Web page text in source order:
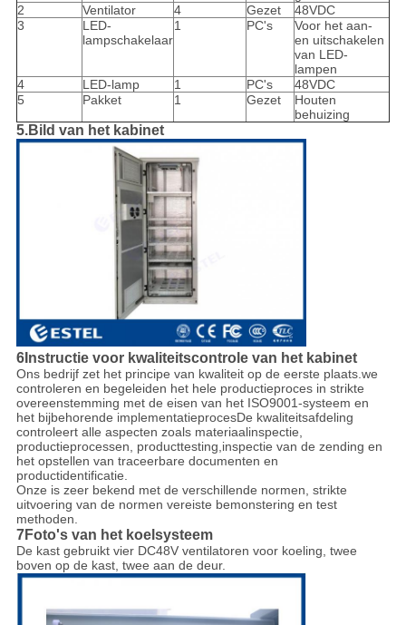
2
Ventilator 4 Gezet
48VDC
3
LED-
lampschakelaar
1 PC's
Voor het aan-
en uitschakelen
van LED-
lampen
4
LED-lamp 1 PC's
48VDC
5
Pakket 1 Gezet
Houten
behuizing
5.Bild van het kabinet
6Instructie voor kwaliteitscontrole van het kabinet
Ons bedrijf zet het principe van kwaliteit op de eerste plaats.we
controleren en begeleiden het hele productieproces in strikte
overeenstemming met de eisen van het ISO9001-systeem en
het bijbehorende implementatieprocesDe kwaliteitsafdeling
controleert alle aspecten zoals materiaalinspectie,
productieprocessen, producttesting,inspectie van de zending en
het opstellen van traceerbare documenten en
productidentificatie.
Onze is zeer bekend met de verschillende normen, strikte
uitvoering van de normen vereiste bemonstering en test
methoden.
7Foto's van het koelsysteem
De kast gebruikt vier DC48V ventilatoren voor koeling, twee
boven op de kast, twee aan de deur.